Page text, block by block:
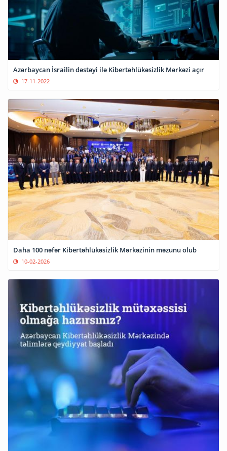
Azərbaycan İsrailin dəstəyi ilə Kibertəhlükəsizlik Mərkəzi açır
17-11-2022
Daha 100 nəfər Kibertəhlükəsizlik Mərkəzinin məzunu olub
10-02-2026